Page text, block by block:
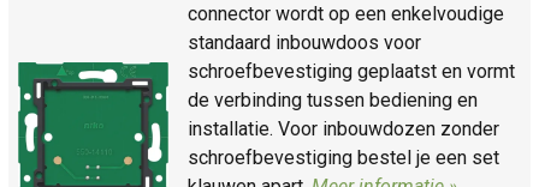
connector wordt op een enkelvoudige
standaard inbouwdoos voor
schroefbevestiging geplaatst en vormt
de verbinding tussen bediening en
installatie. Voor inbouwdozen zonder
schroefbevestiging bestel je een set